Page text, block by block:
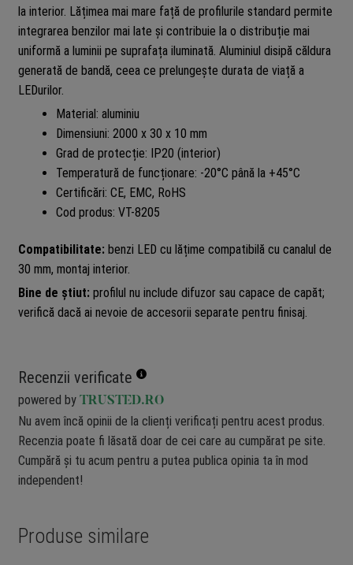
la interior. Lățimea mai mare față de profilurile standard permite
integrarea benzilor mai late și contribuie la o distribuție mai
uniformă a luminii pe suprafața iluminată. Aluminiul disipă căldura
generată de bandă, ceea ce prelungește durata de viață a
LEDurilor.
Material: aluminiu
Dimensiuni: 2000 x 30 x 10 mm
Grad de protecție: IP20 (interior)
Temperatură de funcționare: -20°C până la +45°C
Certificări: CE, EMC, RoHS
Cod produs: VT-8205
Compatibilitate:benzi LED cu lățime compatibilă cu canalul de
30 mm, montaj interior.
Bine de știut:profilul nu include difuzor sau capace de capăt;
verifică dacă ai nevoie de accesorii separate pentru finisaj.
Recenzii verificate
powered by TRUSTED.RO
Nu avem încă opinii de la clienți verificați pentru acest produs.
Recenzia poate fi lăsată doar de cei care au cumpărat pe site.
Cumpără și tu acum pentru a putea publica opinia ta în mod
independent!
Produse similare